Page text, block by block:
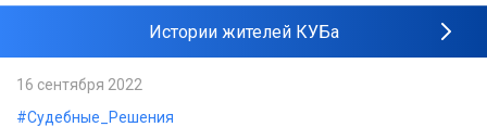
Истории жителей КУБа
16 сентября 2022
#Судебные_Решения